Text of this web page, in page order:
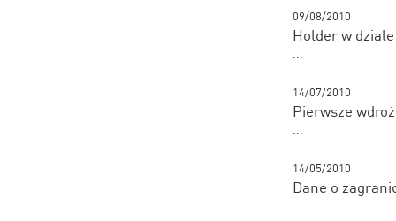
09/08/2010
Holder w dziale
...
14/07/2010
Pierwsze
...
14/05/2010
Dane o
...